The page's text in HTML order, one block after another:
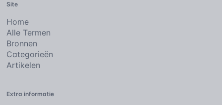
Site
Home
Alle Termen
Bronnen
Categorieën
Artikelen
Extra informatie